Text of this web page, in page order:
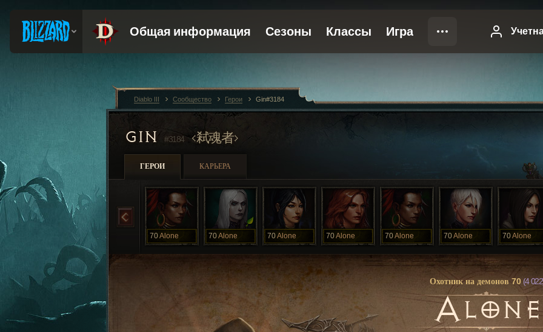
GIN #3184 弒魂者
ГЕРОИ КАРЬЕРА
70Alone 70Alone 70Alone 70Alone 70Alone 70Alone 70Alone
Охотник на демонов 70 (4
ALONE
Diablo III Сообщество Герои Gin#3184